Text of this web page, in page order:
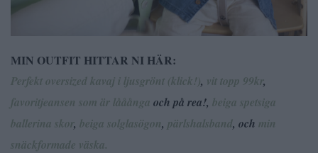
MIN OUTFIT HITTAR NI HÄR:
Perfekt oversized kavaj i ljusgrönt (klick!), vit topp 99kr,
favoritjeansen som är lååånga och på rea!, beiga spetsiga
ballerina skor, beiga solglasögon, pärlshalsband, och min
snäckformade väska.